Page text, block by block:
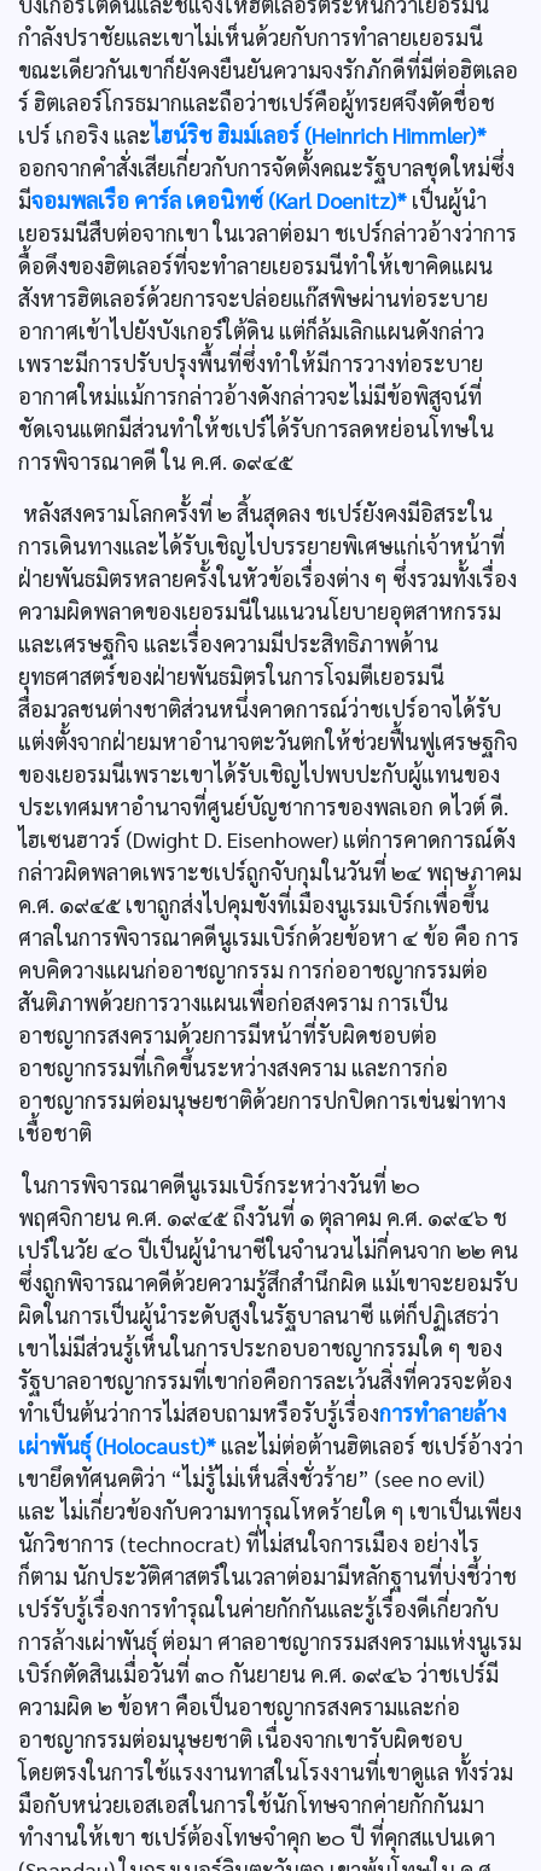
กำลังปราชัยและเขาไม่เห็นด้วยกับการทำลายเยอรมนี
ขณะเดียวกันเขาก็ยังคงยืนยันความจงรักภักดีที่มีต่อฮิตเลอ
ร์ ฮิตเลอร์โกรธมากและถือว่าชเปร์คือผู้ทรยศจึงตัดชื่อช
เปร์ เกอริง และไฮน์ริช ฮิมม์เลอร์ (Heinrich Himmler)*
ออกจากคำสั่งเสียเกี่ยวกับการจัดตั้งคณะรัฐบาลชุดใหม่ซึ่ง
มีจอมพลเรือ คาร์ล เดอนิทซ์ (Karl Doenitz)* เป็นผู้นำ
เยอรมนีสืบต่อจากเขา ในเวลาต่อมา ชเปร์กล่าวอ้างว่าการ
ดื้อดึงของฮิตเลอร์ที่จะทำลายเยอรมนีทำให้เขาคิดแผน
สังหารฮิตเลอร์ด้วยการจะปล่อยแก๊สพิษผ่านท่อระบาย
อากาศเข้าไปยังบังเกอร์ใต้ดิน แต่ก็ล้มเลิกแผนดังกล่าว
เพราะมีการปรับปรุงพื้นที่ซึ่งทำให้มีการวางท่อระบาย
อากาศใหม่แม้การกล่าวอ้างดังกล่าวจะไม่มีข้อพิสูจน์ที่
ชัดเจนแตกมีส่วนทำให้ชเปร์ได้รับการลดหย่อนโทษใน
การพิจารณาคดี ใน ค.ศ. ๑๙๔๕
หลังสงครามโลกครั้งที่ ๒ สิ้นสุดลง ชเปร์ยังคงมีอิสระใน
การเดินทางและได้รับเชิญไปบรรยายพิเศษแก่เจ้าหน้าที่
ฝ่ายพันธมิตรหลายครั้งในหัวข้อเรื่องต่าง ๆ ซึ่งรวมทั้งเรื่อง
ความผิดพลาดของเยอรมนีในแนวนโยบายอุตสาหกรรม
และเศรษฐกิจ และเรื่องความมีประสิทธิภาพด้าน
ยุทธศาสตร์ของฝ่ายพันธมิตรในการโจมตีเยอรมนี
สื่อมวลชนต่างชาติส่วนหนึ่งคาดการณ์ว่าชเปร์อาจได้รับ
แต่งตั้งจากฝ่ายมหาอำนาจตะวันตกให้ช่วยฟื้นฟูเศรษฐกิจ
ของเยอรมนีเพราะเขาได้รับเชิญไปพบปะกับผู้แทนของ
ประเทศมหาอำนาจที่ศูนย์บัญชาการของพลเอก ดไวต์ ดี.
ไฮเซนฮาวร์ (Dwight D. Eisenhower) แต่การคาดการณ์ดัง
กล่าวผิดพลาดเพราะชเปร์ถูกจับกุมในวันที่ ๒๔ พฤษภาคม
ค.ศ. ๑๙๔๕ เขาถูกส่งไปคุมขังที่เมืองนูเรมเบิร์กเพื่อขึ้น
ศาลในการพิจารณาคดีนูเรมเบิร์กด้วยข้อหา ๔ ข้อ คือ การ
คบคิดวางแผนก่ออาชญากรรม การก่ออาชญากรรมต่อ
สันติภาพด้วยการวางแผนเพื่อก่อสงคราม การเป็น
อาชญากรสงครามด้วยการมีหน้าที่รับผิดชอบต่อ
อาชญากรรมที่เกิดขึ้นระหว่างสงคราม และการก่อ
อาชญากรรมต่อมนุษยชาติด้วยการปกปิดการเข่นฆ่าทาง
เชื้อชาติ
ในการพิจารณาคดีนูเรมเบิร์กระหว่างวันที่ ๒๐
พฤศจิกายน ค.ศ. ๑๙๔๕ ถึงวันที่ ๑ ตุลาคม ค.ศ. ๑๙๔๖ ช
เปร์ในวัย ๔๐ ปีเป็นผู้นำนาซีในจำนวนไม่กี่คนจาก ๒๒ คน
ซึ่งถูกพิจารณาคดีด้วยความรู้สึกสำนึกผิด แม้เขาจะยอมรับ
ผิดในการเป็นผู้นำระดับสูงในรัฐบาลนาซี แต่ก็ปฏิเสธว่า
เขาไม่มีส่วนรู้เห็นในการประกอบอาชญากรรมใด ๆ ของ
รัฐบาลอาชญากรรมที่เขาก่อคือการละเว้นสิ่งที่ควรจะต้อง
ทำเป็นต้นว่าการไม่สอบถามหรือรับรู้เรื่องการทำลายล้าง
เผ่าพันธุ์ (Holocaust)* และไม่ต่อต้านฮิตเลอร์ ชเปร์อ้างว่า
เขายึดทัศนคติว่า “ไม่รู้ไม่เห็นสิ่งชั่วร้าย” (see no evil)
และ ไม่เกี่ยวข้องกับความทารุณโหดร้ายใด ๆ เขาเป็นเพียง
นักวิชาการ (technocrat) ที่ไม่สนใจการเมือง อย่างไร
ก็ตาม นักประวัติศาสตร์ในเวลาต่อมามีหลักฐานที่บ่งชี้ว่าช
เปร์รับรู้เรื่องการทำรุณในค่ายกักกันและรู้เรื่องดีเกี่ยวกับ
การล้างเผ่าพันธุ์ ต่อมา ศาลอาชญากรรมสงครามแห่งนูเรม
เบิร์กตัดสินเมื่อวันที่ ๓๐ กันยายน ค.ศ. ๑๙๔๖ ว่าชเปร์มี
ความผิด ๒ ข้อหา คือเป็นอาชญากรสงครามและก่อ
อาชญากรรมต่อมนุษยชาติ เนื่องจากเขารับผิดชอบ
โดยตรงในการใช้แรงงานทาสในโรงงานที่เขาดูแล ทั้งร่วม
มือกับหน่วยเอสเอสในการใช้นักโทษจากค่ายกักกันมา
ทำงานให้เขา ชเปร์ต้องโทษจำคุก ๒๐ ปี ที่คุกสแปนเดา